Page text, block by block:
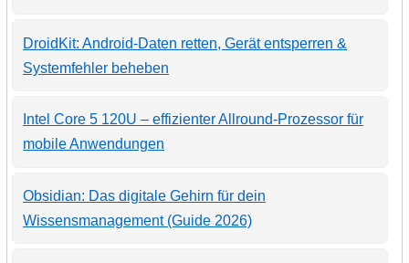
DroidKit: Android-Daten retten, Gerät entsperren &
Systemfehler beheben
Intel Core 5 120U – effizienter Allround-Prozessor für
mobile Anwendungen
Obsidian: Das digitale Gehirn für dein
Wissensmanagement (Guide 2026)